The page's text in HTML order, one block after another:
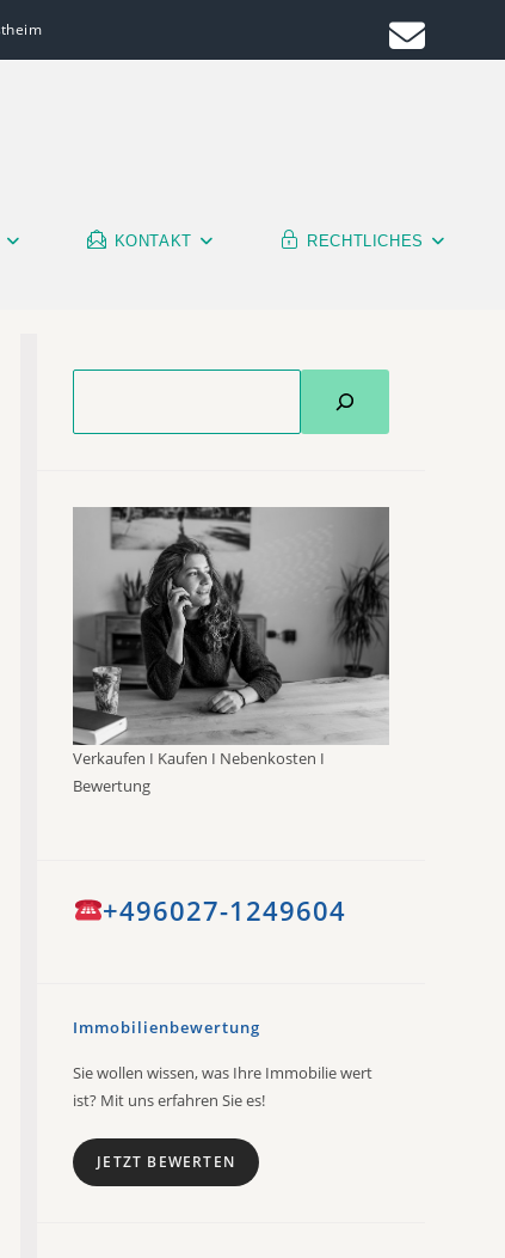
KONTAKT RECHTLICHES
Verkaufen I Kaufen I Nebenkosten I
Bewertung
+496027-1249604
Immobilienbewertung
Sie wollen wissen, was Ihre Immobilie wert
ist? Mit uns erfahren Sie es!
JETZT BEWERTEN